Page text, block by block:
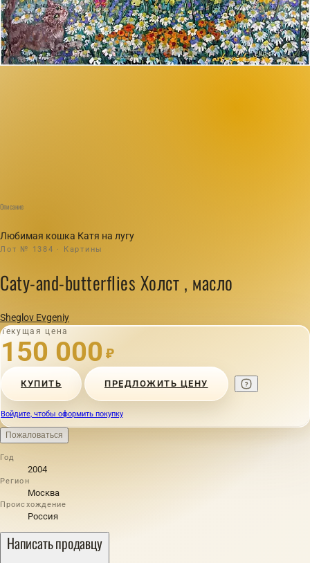
Описание
Любимая кошка Катя на лугу
Лот № 1384 · Картины
Caty-and-butterflies Холст , масло
Sheglov Evgeniy
Текущая цена
150 000 ₽
КУПИТЬ ПРЕДЛОЖИТЬ ЦЕНУ
Войдите, чтобы оформить покупку
Пожаловаться
Год
2004
Регион
Москва
Происхождение
Россия
Написать продавцу